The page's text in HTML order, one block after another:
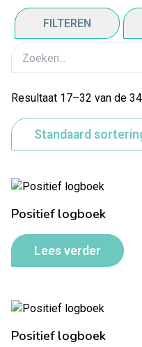
FILTEREN
Resultaat 17–32 van de
Positief logboek
Lees verder
Positief logboek